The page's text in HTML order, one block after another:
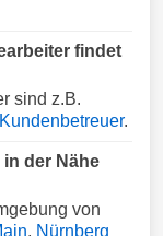
findet
sind z.B.
Kundenbetreuer.
der Nähe
von
, Nürnberg